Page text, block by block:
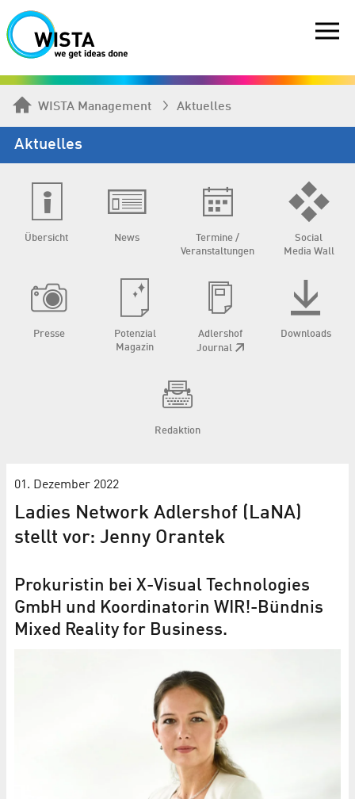
WISTA Management Aktuelles
Aktuelles
Übersicht News
Termine /
Veranstaltungen
Social
Media Wall
Presse
Potenzial
Magazin
Adlershof
Journal
Downloads
Redaktion
01. Dezember 2022
Ladies Network Adlershof (LaNA)
stellt vor: Jenny Orantek
Prokuristin bei X-Visual Technologies
GmbH und Koordinatorin WIR!-Bündnis
Mixed Reality for Business.